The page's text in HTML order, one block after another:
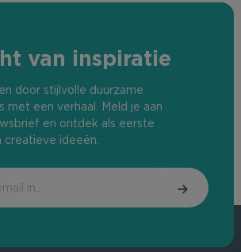
van inspiratie
door stijlvolle duurzame
met een verhaal. Meld je aan
en ontdek als eerste
creatieve ideeën.